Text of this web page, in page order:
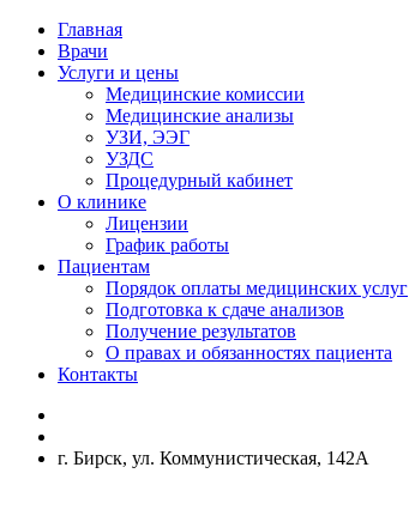
Главная
Врачи
Услуги и цены
Медицинские комиссии
Медицинские анализы
УЗИ, ЭЭГ
УЗДС
Процедурный кабинет
О клинике
Лицензии
График работы
Пациентам
Порядок оплаты медицинских услуг
Подготовка к сдаче анализов
Получение результатов
О правах и обязанностях пациента
Контакты
г. Бирск, ул. Коммунистическая, 142А